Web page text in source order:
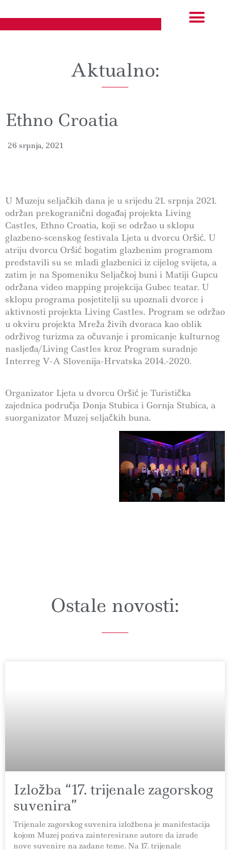
Aktualno:
Ethno Croatia
26 srpnja, 2021
U Muzeju seljačkih dana je u srijedu 21. srpnja 2021.
održan prekogranični događaj projekta Living
Castles, Ethno Croatia, koji se održao u sklopu
glazbeno-scenskog festivala Ljeta u dvorcu Oršić. U
atriju dvorcu Oršić bogatim glazbenim programom
predstavili su se mladi glazbenici iz cijelog svijeta, a
zatim je na Spomeniku Seljačkoj buni i Matiji Gupcu
održana video mapping projekcija Gubec teatar. U
sklopu programa posjetitelji su upoznali dvorce i
aktivnosti projekta Living Castles. Program se održao
u okviru projekta Mreža živih dvoraca kao oblik
održivog turizma za očuvanje i promicanje kulturnog
nasljeđa/Living Castles kroz Program suradnje
Interreg V-A Slovenija-Hrvatska 2014.-2020.
Organizator Ljeta u dvorcu Oršić je Turistička
zajednica područja Donja Stubica i Gornja Stubica, a
suorganizator Muzej seljačkih buna.
Ostale novosti:
Izložba “17. trijenale zagorskog
suvenira”
Trijenale zagorskog suvenira izložbena je manifestacija
kojom Muzej poziva zainteresirane autore da izrade
nove suvenire na zadane teme. Na 17. trijenale